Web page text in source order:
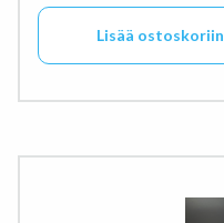
Lisää ostoskoriin